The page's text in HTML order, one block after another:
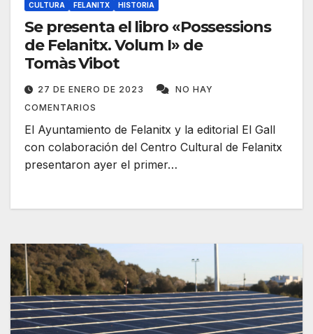
CULTURA FELANITX HISTORIA
Se presenta el libro «Possessions
de Felanitx. Volum I» de
Tomàs Vibot
27 DE ENERO DE 2023
NO HAY
COMENTARIOS
El Ayuntamiento de Felanitx y la editorial El Gall
con colaboración del Centro Cultural de Felanitx
presentaron ayer el primer…